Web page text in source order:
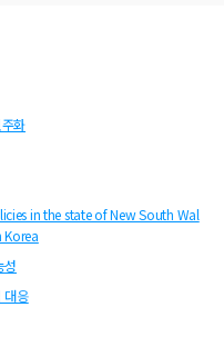
화
in the state of New South Wal
Korea
성
대응